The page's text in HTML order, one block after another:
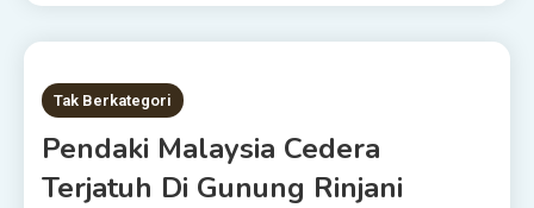
1 MIN READ
Tak Berkategori
Pendaki Malaysia Cedera
Terjatuh Di Gunung Rinjani